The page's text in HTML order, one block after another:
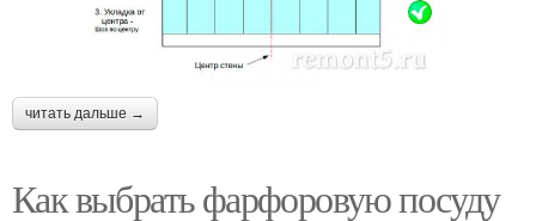
читать дальше →
Как выбрать фарфоровую посуду